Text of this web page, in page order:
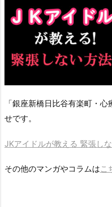
「銀座新橋日比谷有楽町・
せです。
JKアイドルが教える 緊張しな
その他のマンガやコラムはこ